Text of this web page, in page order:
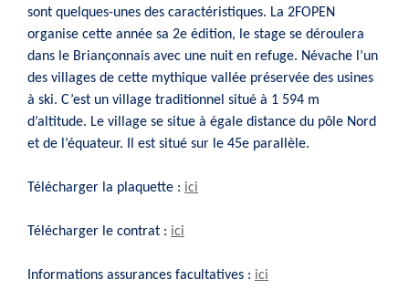
sont quelques-unes des caractéristiques. La 2FOPEN
organise cette année sa 2e édition, le stage se déroulera
dans le Briançonnais avec une nuit en refuge. Névache l’un
des villages de cette mythique vallée préservée des usines
à ski. C’est un village traditionnel situé à 1 594 m
d’altitude. Le village se situe à égale distance du pôle Nord
et de l’équateur. Il est situé sur le 45e parallèle.
Télécharger la plaquette : ici
Télécharger le contrat : ici
Informations assurances facultatives : ici